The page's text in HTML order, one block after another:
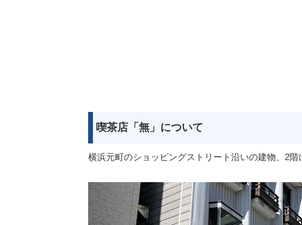
喫茶店「無」について
横浜元町のショッピングストリート沿いの建物、2階